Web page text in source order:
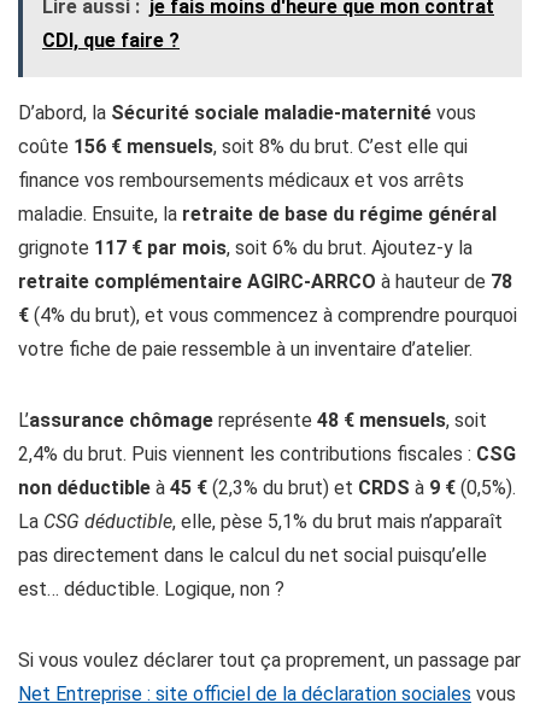
Lire aussi : je fais moins d'heure que mon contrat
CDI, que faire ?
D’abord, la Sécurité sociale maladie-maternité vous
coûte 156 € mensuels, soit 8% du brut. C’est elle qui
finance vos remboursements médicaux et vos arrêts
maladie. Ensuite, la retraite de base du régime général
grignote 117 € par mois, soit 6% du brut. Ajoutez-y la
retraite complémentaire AGIRC-ARRCO à hauteur de 78
€ (4% du brut), et vous commencez à comprendre pourquoi
votre fiche de paie ressemble à un inventaire d’atelier.
L’assurance chômage représente 48 € mensuels, soit
2,4% du brut. Puis viennent les contributions fiscales : CSG
non déductible à 45 € (2,3% du brut) et CRDS à 9 € (0,5%).
La CSG déductible, elle, pèse 5,1% du brut mais n’apparaît
pas directement dans le calcul du net social puisqu’elle
est… déductible. Logique, non ?
Si vous voulez déclarer tout ça proprement, un passage par
Net Entreprise : site officiel de la déclaration sociales vous